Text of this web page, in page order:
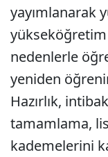
yayımlanarak
nedenlerle
yeniden
Hazırlık,
tamamlama,
kademelerini